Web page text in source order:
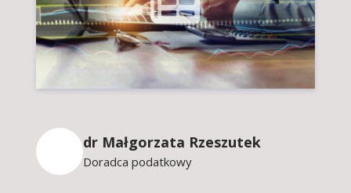
dr Małgorzata Rzeszutek
Doradca podatkowy